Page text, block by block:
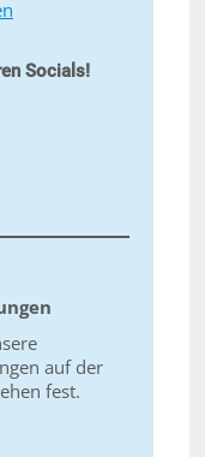
Socials!
auf der
fest.